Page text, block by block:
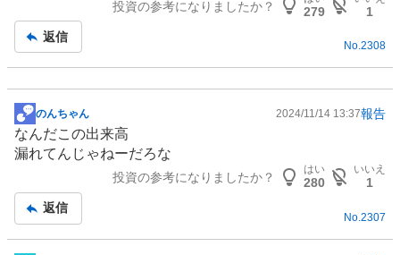
投資の参考になりましたか？ 279
1
返信
No.2308
掲
示
板
のんちゃん 2024/11/14 13:37報告
なんだこの出来高
漏れてんじゃねーだろな
投資の参考になりましたか？
はい
280
いいえ
1
返信
No. 2307